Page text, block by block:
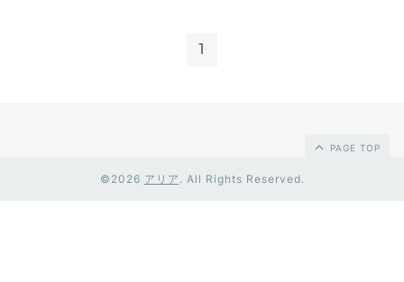
1
PAGE TOP
©2026 アリア . All Rights Reserved.